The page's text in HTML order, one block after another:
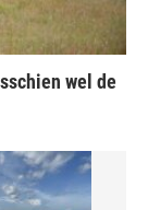
wel de